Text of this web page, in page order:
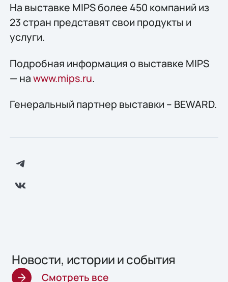
На выставке MIPS более 450 компаний из
23 стран представят свои продукты и
услуги.
Подробная информация о выставке MIPS
— наwww.mips.ru.
Генеральный партнер выставки – BEWARD.
Новости, истории и события
Смотреть все